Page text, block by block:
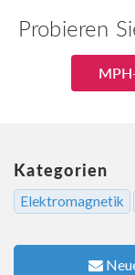
Probieren
Kategorien
Elektromagnetik